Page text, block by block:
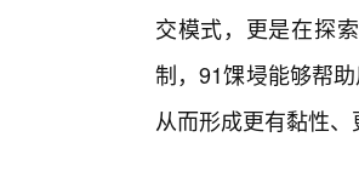
交模式，更是在探
制，91馃埐能够帮
从而形成更有黏性、